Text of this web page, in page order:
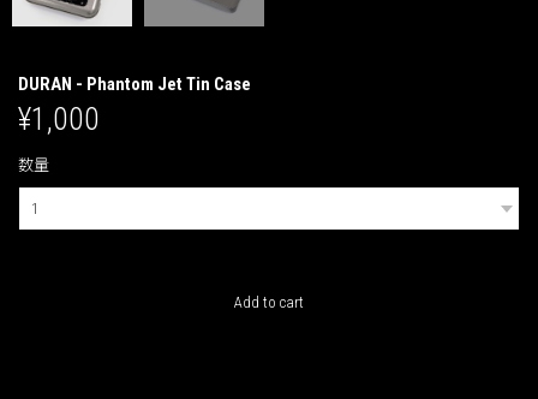
DURAN - Phantom Jet Tin Case
¥1,000
数量
Add to cart